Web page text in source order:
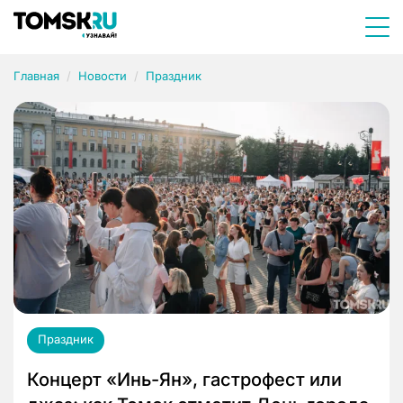
Главная Новости Праздник
Праздник
Концерт «Инь-Ян», гастрофест или